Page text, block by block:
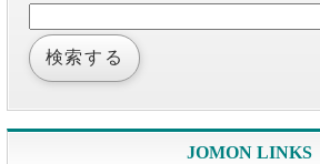
JOMON LINKS